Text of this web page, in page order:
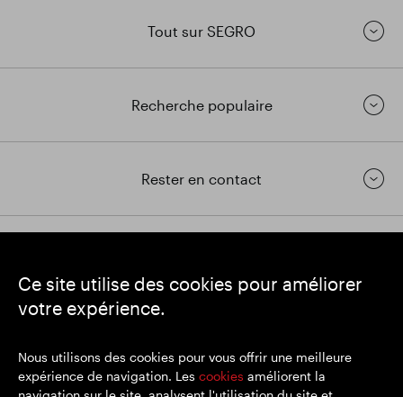
Ce site utilise des cookies pour améliorer
votre expérience.
Nous utilisons des cookies pour vous offrir une meilleure
expérience de navigation. Les cookies améliorent la
Tout sur SEGRO
Recherche populaire
Rester en contact
SEGRO
Siège social : 1 New Burlington Place, Londres W1S 2HR
Lieu d'immatriculation : Angleterre et Pays de Galles